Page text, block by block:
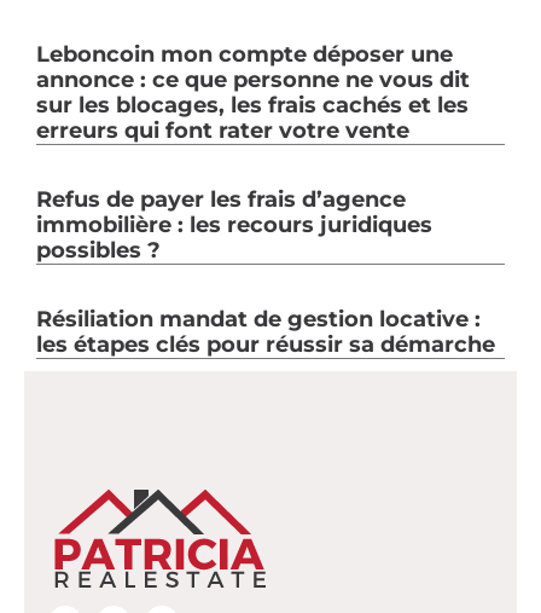
Leboncoin mon compte déposer une
annonce : ce que personne ne vous dit
sur les blocages, les frais cachés et les
erreurs qui font rater votre vente
Refus de payer les frais d’agence
immobilière : les recours juridiques
possibles ?
Résiliation mandat de gestion locative :
les étapes clés pour réussir sa démarche